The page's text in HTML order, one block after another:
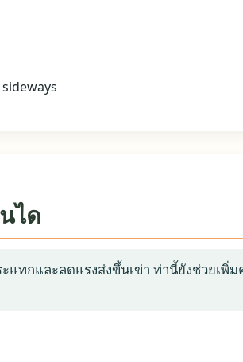
ได
ทกและลดแรงส่งขึ้นเข่า ท่านี้ยังช่วยเพิ่